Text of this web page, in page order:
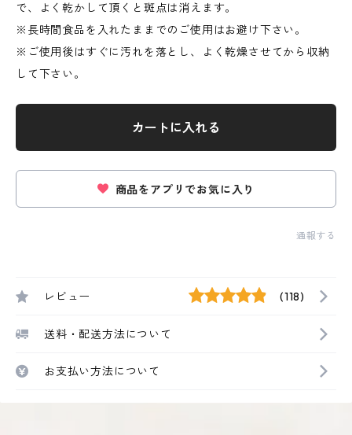
で、よく乾かして頂くと斑点は消えます。
※長時間食品を入れたままでのご使用はお避け下さい。
※ご使用後はすぐに汚れを落とし、よく乾燥させてから収納
して下さい。
カートに入れる
商品をアプリでお気に入り
通報する
レビュー (118)
送料・配送方法について
お支払い方法について